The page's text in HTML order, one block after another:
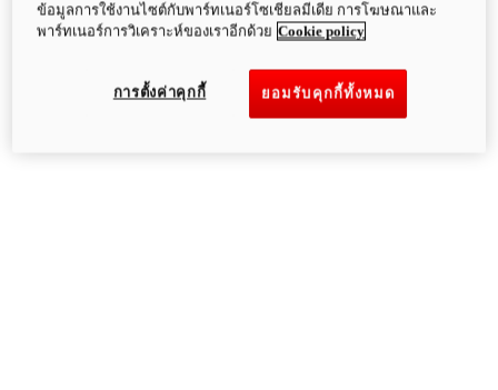
ข้อมูลการใช้งานไซต์กับพาร์ทเนอร์โซเชียลมีเดีย การโฆษณาและ
พาร์ทเนอร์การวิเคราะห์ของเราอีกด้วย Cookie policy
ยอมรับคุกกี้ทั้งหมด
การตั้งค่าคุกกี้